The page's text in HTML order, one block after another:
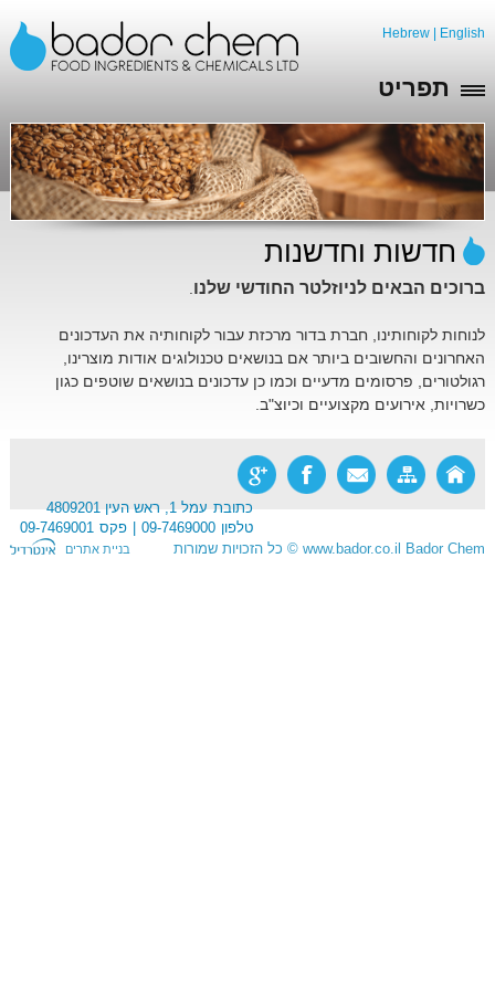
Hebrew English
תפריט
חדשות וחדשנות
ברוכים הבאים לניוזלטר החודשי שלנו
לנוחות לקוחותינו, חברת בדור מרכזת עבור לקוחותיה את העדכונים
האחרונים והחשובים ביותר אם בנושאים טכנולוגים אודות מוצרינו,
רגולטורים, פרסומים מדעיים וכמו כן עדכונים בנושאים שוטפים כגון
כשרויות, אירועים מקצועיים וכיוצ"ב.
כתובת עמל 1, ראש העין 4809201
טלפון 09-7469000 פקס 09-7469001
Bador Chem
www.bador.co.il
© כל הזכויות שמורות בניית אתרים